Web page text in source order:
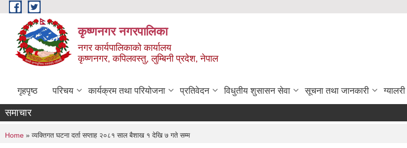
Skip to main content
कृष्णनगर नगरपालिका
नगर कार्यपालिकाको कार्यालय
कृष्णनगर, कपिलवस्तु, लुम्बिनी प्रदेश, नेपाल
गृहपृष्ठ परिचय कार्यक्रम तथा परियोजना प्रतिवेदन विधुतीय शुसासन सेवा सूचना तथा जानकारी ग्यालरी
समाचार
You are here
Home » व्यक्तिगत घटना दर्ता सप्ताह २०८१ साल बैशाख १ देखि ७ गते सम्म